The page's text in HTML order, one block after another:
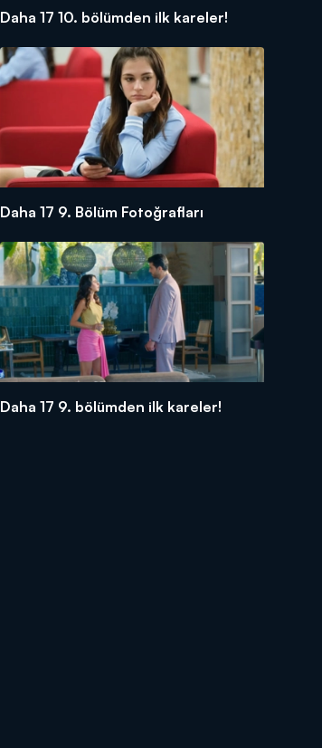
Daha 17 10. bölümden ilk kareler!
Daha 17 9. Bölüm Fotoğrafları
Daha 17 9. bölümden ilk kareler!